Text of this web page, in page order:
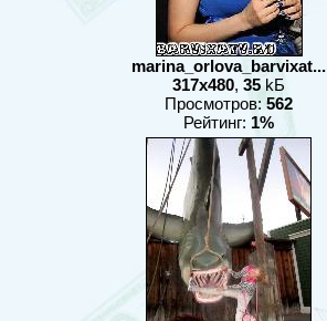
marina_orlova_barvixat...
317x480, 35 kБ
Просмотров: 562
Рейтинг: 1%